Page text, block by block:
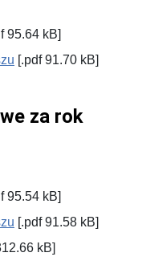
95.64 kB]
[.pdf 91.70 kB]
za rok
95.54 kB]
[.pdf 91.58 kB]
kB]